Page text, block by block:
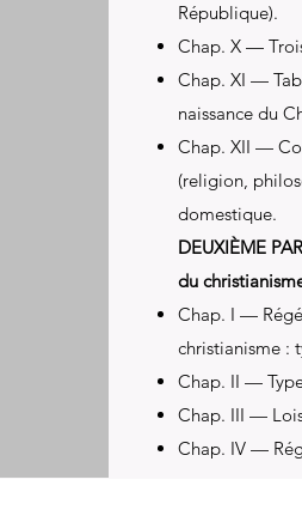
République).
Chap. X —
Chap. XI —
naissance du
Chap. XII —
(religion,
domestique.
DEUXIÈME
du
Chap. I —
christianisme :
Chap. II —
Chap. III —
Chap. IV —